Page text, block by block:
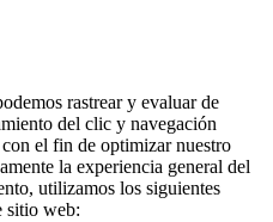
rastrear y evaluar de
del clic y navegación
el fin de optimizar nuestro
la experiencia general del
utilizamos los siguientes
sitio web: